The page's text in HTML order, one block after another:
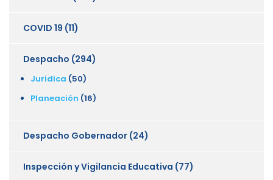
COVID 19 (11)
Despacho (294)
Juridica (50)
Planeación (16)
Despacho Gobernador (24)
Inspección y Vigilancia Educativa (77)